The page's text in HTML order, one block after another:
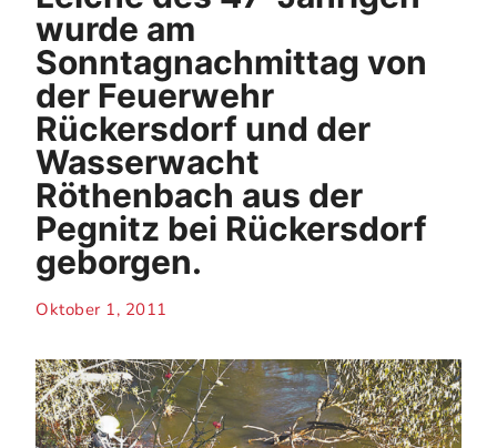
wurde am
Sonntagnachmittag von
der Feuerwehr
Rückersdorf und der
Wasserwacht
Röthenbach aus der
Pegnitz bei Rückersdorf
geborgen.
Oktober 1, 2011